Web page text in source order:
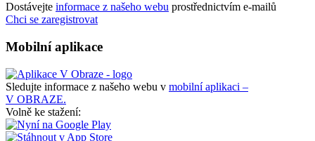
Dostávejte informace z našeho webu prostřednictvím e-mailů
Chci se zaregistrovat
Mobilní aplikace
Sledujte informace z našeho webu v mobilní aplikaci –
V OBRAZE.
Volně ke stažení: